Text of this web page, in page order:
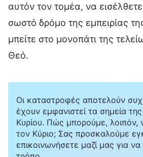
αυτόν τον τομέα, να
σωστό δρόμο της εμπειρίας
μπείτε στο μονοπάτι της
Θεό.
Οι καταστροφές αποτελούν
έχουν εμφανιστεί τα σημεία
Κυρίου. Πώς μπορούμε, λοιπόν,
τον Κύριο; Σας προσκαλούμε
επικοινωνήσετε μαζί μας για να